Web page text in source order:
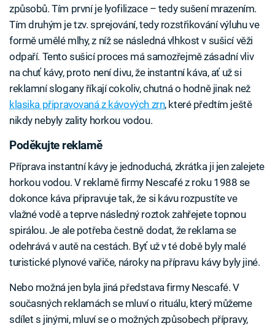
způsobů. Tím první je lyofilizace – tedy sušení mrazením.
Tím druhým je tzv. sprejování, tedy rozstřikování výluhu ve
formě umělé mlhy, z níž se následná vlhkost v sušicí věži
odpaří. Tento sušicí proces má samozřejmě zásadní vliv
na chuť kávy, proto není divu, že instantní káva, ať už si
reklamní slogany říkají cokoliv, chutná o hodně jinak než
klasika připravovaná z kávových zrn, které předtím ještě
nikdy nebyly zality horkou vodou.
Poděkujte reklamě
Příprava instantní kávy je jednoduchá, zkrátka ji jen zalejete
horkou vodou. V reklamě firmy Nescafé z roku 1988 se
dokonce káva připravuje tak, že si kávu rozpustíte ve
vlažné vodě a teprve následný roztok zahřejete topnou
spirálou. Je ale potřeba čestně dodat, že reklama se
odehrává v autě na cestách. Byť už v té době byly malé
turistické plynové vařiče, nároky na přípravu kávy byly jiné.
Nebo možná jen byla jiná představa firmy Nescafé. V
současných reklamách se mluví o rituálu, který můžeme
sdílet s jinými, mluví se o možných způsobech přípravy,